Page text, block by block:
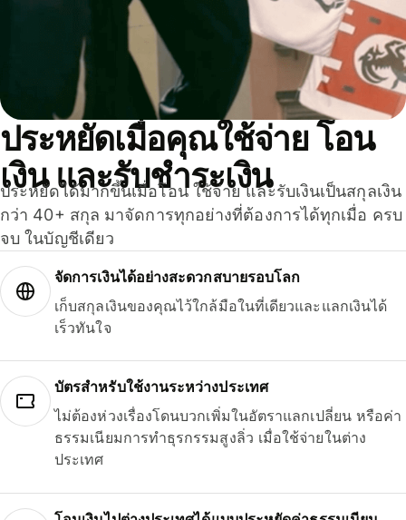
ประหยัดเมื่อคุณใช้จ่าย โอน
เงิน และรับชำระเงิน
ประหยัดได้มากขึ้นเมื่อโอน ใช้จ่าย และรับเงินเป็นสกุลเงิน
กว่า 40+ สกุล มาจัดการทุกอย่างที่ต้องการได้ทุกเมื่อ ครบ
จบ ในบัญชีเดียว
จัดการเงินได้อย่างสะดวกสบายรอบโลก
เก็บสกุลเงินของคุณไว้ใกล้มือในที่เดียวและแลกเงินได้
เร็วทันใจ
บัตรสำหรับใช้งานระหว่างประเทศ
ไม่ต้องห่วงเรื่องโดนบวกเพิ่มในอัตราแลกเปลี่ยน หรือค่า
ธรรมเนียมการทำธุรกรรมสูงลิ่ว เมื่อใช้จ่ายในต่าง
ประเทศ